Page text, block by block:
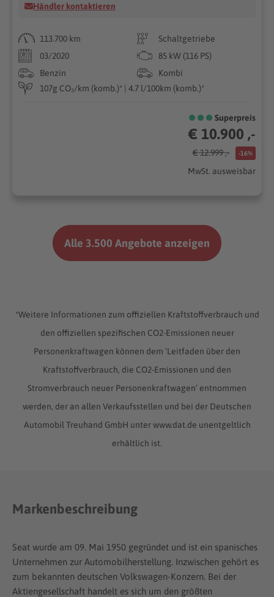
Händler kontaktieren
113.700 km
Schaltgetriebe
03/2020
85 kW (116 PS)
Benzin
Kombi
107g CO₂/km (komb.)* | 4.7 l/100km (komb.)*
Superpreis
€ 10.900 ,-
€ 12.999 ,- -16%
MwSt. ausweisbar
Alle 3.500 Angebote anzeigen
*Weitere Informationen zum offiziellen Kraftstoffverbrauch und
den offiziellen spezifischen CO2-Emissionen neuer
Personenkraftwagen können dem ‘Leitfaden über den
Kraftstoffverbrauch, die CO2-Emissionen und den
Stromverbrauch neuer Personenkraftwagen’ entnommen
werden, der an allen Verkaufsstellen und bei der Deutschen
Automobil Treuhand GmbH unter www.dat.de unentgeltlich
erhältlich ist.
Markenbeschreibung
Seat wurde am 09. Mai 1950 gegründet und ist ein spanisches
Unternehmen zur Automobilherstellung. Inzwischen gehört es
zum bekannten deutschen Volkswagen-Konzern. Bei der
Aktiengesellschaft handelt es sich um den größten